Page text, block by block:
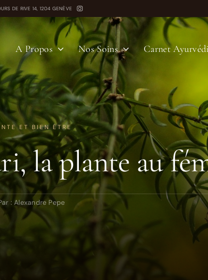
DE RIVE 14, 1204 GENÈVE
A Propos Nos Soins Carnet
ET BIEN ÊTRE
la plante au
:Alexandre Pepe